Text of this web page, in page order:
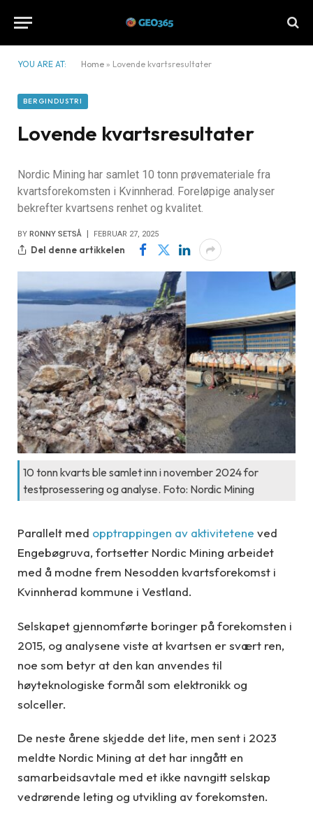
YOU ARE AT: Home » Lovende kvartsresultater
BERGINDUSTRI
Lovende kvartsresultater
Nordic Mining har samlet 10 tonn prøvemateriale fra
kvartsforekomsten i Kvinnherad. Foreløpige analyser
bekrefter kvartsens renhet og kvalitet.
BY RONNY SETSÅ FEBRUAR 27, 2025
Del denne artikkelen
10 tonn kvarts ble samlet inn i november 2024 for
testprosessering og analyse. Foto: Nordic Mining
Parallelt med opptrappingen av aktivitetene ved
Engebøgruva, fortsetter Nordic Mining arbeidet
med å modne frem Nesodden kvartsforekomst i
Kvinnherad kommune i Vestland.
Selskapet gjennomførte boringer på forekomsten i
2015, og analysene viste at kvartsen er svært ren,
noe som betyr at den kan anvendes til
høyteknologiske formål som elektronikk og
solceller.
De neste årene skjedde det lite, men sent i 2023
meldte Nordic Mining at det har inngått en
samarbeidsavtale med et ikke navngitt selskap
vedrørende leting og utvikling av forekomsten.